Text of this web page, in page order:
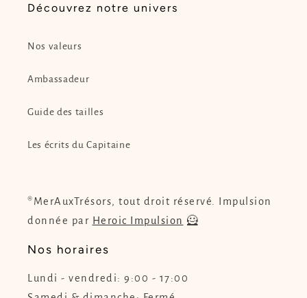
Découvrez notre univers
Nos valeurs
Ambassadeur
Guide des tailles
Les écrits du Capitaine
®MerAuxTrésors, tout droit réservé. Impulsion
donnée par Heroic Impulsion 🦸
Nos horaires
Lundi - vendredi: 9:00 - 17:00